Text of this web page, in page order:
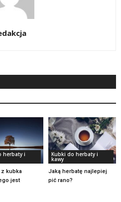
herbaty i
z kubka
jest
Kubki do herbaty i
kawy
Jaką herbatę najlepiej
pić rano?